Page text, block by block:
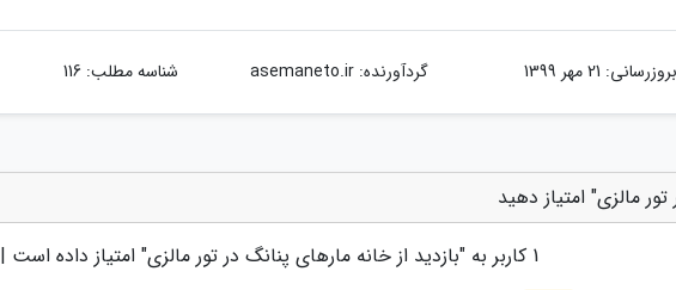
بروزرسانی: 21 مهر 1399 گردآورنده:asemaneto.ir شناسه مطلب: 116
مالزی" امتیاز دهید
1 کاربر به "بازدید از خانه مارهای پنانگ در تور مالزی" امتیاز داده است |